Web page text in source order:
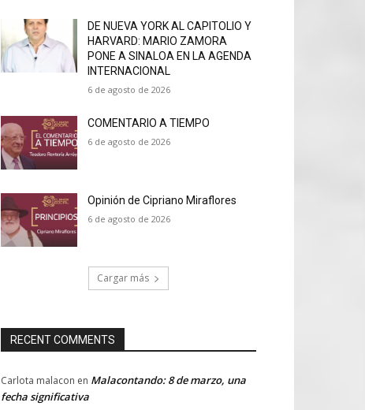
DE NUEVA YORK AL CAPITOLIO Y
HARVARD: MARIO ZAMORA
PONE A SINALOA EN LA AGENDA
INTERNACIONAL
6 de agosto de 2026
COMENTARIO A TIEMPO
6 de agosto de 2026
Opinión de Cipriano Miraflores
6 de agosto de 2026
Cargar más
RECENT COMMENTS
Carlota malacon en Malacontando: 8 de marzo, una
fecha significativa